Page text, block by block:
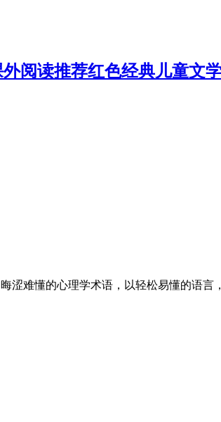
阅读推荐红色经典儿童文
难懂的心理学术语，以轻松易懂的语言